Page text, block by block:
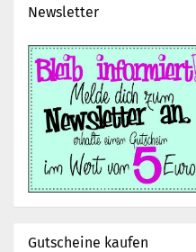
Newsletter
Gutscheine kaufen